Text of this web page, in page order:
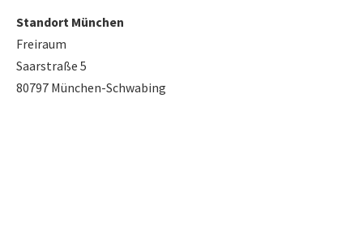
Standort München
Freiraum
Saarstraße 5
80797 München-Schwabing